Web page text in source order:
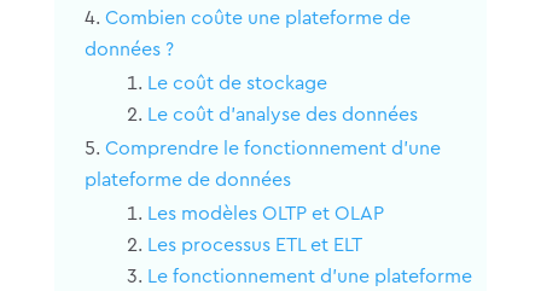
Combien coûte une plateforme de
données ?
Le coût de stockage
Le coût d’analyse des données
Comprendre le fonctionnement d’une
plateforme de données
Les modèles OLTP et OLAP
Les processus ETL et ELT
Le fonctionnement d’une plateforme